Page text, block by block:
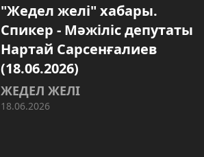
"Жедел желі" хабары.
Спикер - Мәжіліс депутаты
Нартай Сарсенғалиев
(18.06.2026)
ЖЕДЕЛ ЖЕЛІ
18.06.2026